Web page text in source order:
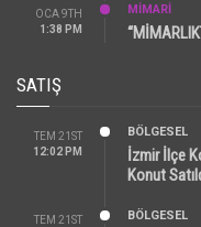
OCA 9TH
1:38 PM
MİMARİ
SATIŞ
TEM 21ST
12:02 PM
BÖLGESEL
İzmir İlçe
Konut
TEM 21ST
BÖLGESEL